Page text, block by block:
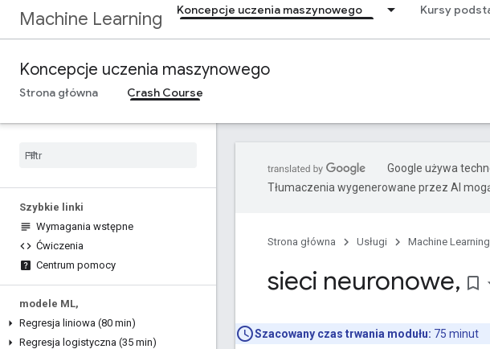
Machine Learning Koncepcje uczenia maszynowego Kursy
Koncepcje uczenia maszynowego
Strona główna Crash Course
Szybkie linki
Wymagania wstępne
Ćwiczenia
Centrum pomocy
modele ML,
Regresja liniowa (80 min)
Regresja logistyczna (35 min)
Google używa
Tłumaczenia wygenerowane przez AI
Strona główna Usługi Machine Learning
sieci neuronowe, bookmark_border
Szacowany czas trwania modułu: 75 minut